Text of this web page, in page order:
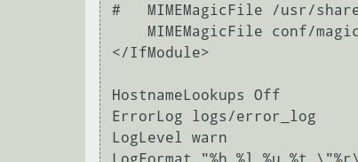
#   MIMEMagicFile /usr/
</IfModule>
HostnameLookups Off
ErrorLog logs/error_log
LogLevel warn